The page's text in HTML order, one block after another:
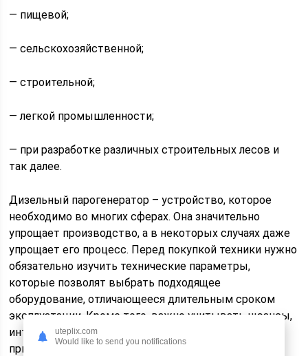
— пищевой;
— сельскохозяйственной;
— строительной;
— легкой промышленности;
— при разработке различных строительных лесов и
так далее.
Дизельный парогенератор – устройство, которое
необходимо во многих сферах. Она значительно
упрощает производство, а в некоторых случаях даже
упрощает его процесс. Перед покупкой техники нужно
обязательно изучить технические параметры,
которые позволят выбрать подходящее
оборудование, отличающееся длительным сроком
эксплуатации. Кроме того, важно учитывать нюансы,
интересующие покупателей и касающиеся легкости
применения техники.
uteplix.com
Would like to send you notifications